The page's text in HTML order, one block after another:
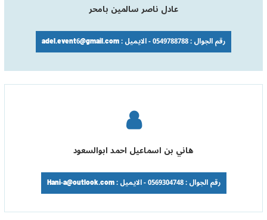
عادل ناصر سالمين بامحر
رقم الجوال : 0549788788 - الايميل : adel.event6@gmail.com
هاني بن اسماعيل احمد ابوالسعود
رقم الجوال : 0569304748 - الايميل : Hani-a@outlook.com